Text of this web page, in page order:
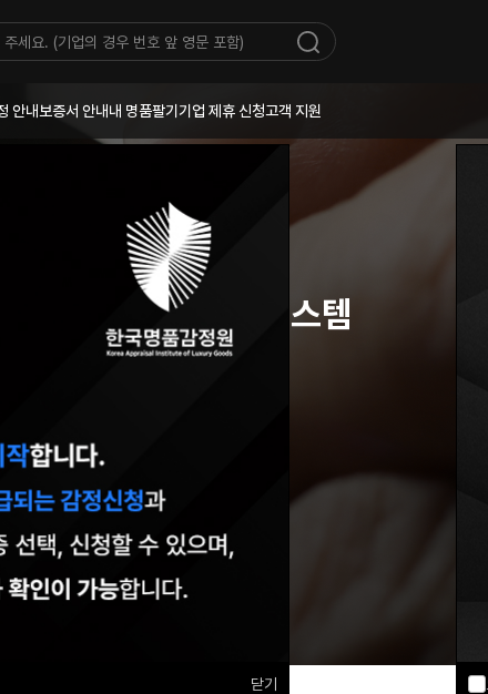
안내보증서 안내내 명품팔기기업 제휴 신청고객 지원
닫기
명품감정 시스템
, 개런티카드, 가품소견서 발급 및
실물 감정 신청